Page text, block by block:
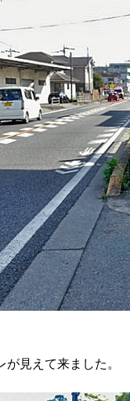
見えて来ました。